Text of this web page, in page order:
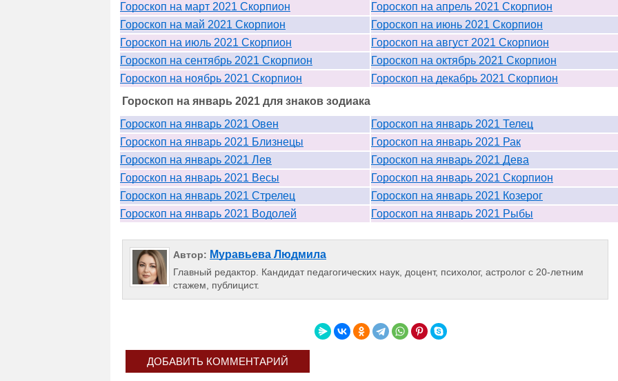
Гороскоп на март 2021 Скорпион
Гороскоп на апрель 2021 Скорпион
Гороскоп на май 2021 Скорпион
Гороскоп на июнь 2021 Скорпион
Гороскоп на июль 2021 Скорпион
Гороскоп на август 2021 Скорпион
Гороскоп на сентябрь 2021 Скорпион
Гороскоп на октябрь 2021 Скорпион
Гороскоп на ноябрь 2021 Скорпион
Гороскоп на декабрь 2021 Скорпион
Гороскоп на январь 2021 для знаков зодиака
Гороскоп на январь 2021 Овен
Гороскоп на январь 2021 Телец
Гороскоп на январь 2021 Близнецы
Гороскоп на январь 2021 Рак
Гороскоп на январь 2021 Лев
Гороскоп на январь 2021 Дева
Гороскоп на январь 2021 Весы
Гороскоп на январь 2021 Скорпион
Гороскоп на январь 2021 Стрелец
Гороскоп на январь 2021 Козерог
Гороскоп на январь 2021 Водолей
Гороскоп на январь 2021 Рыбы
Автор: Муравьева Людмила
Главный редактор. Кандидат педагогических наук, доцент, психолог, астролог с 20-летним
стажем, публицист.
ДОБАВИТЬ КОММЕНТАРИЙ